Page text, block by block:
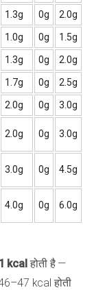
1.3g 0g 2.0g
1.0g 0g 1.5g
1.3g 0g 2.0g
1.7g 0g 2.5g
2.0g 0g 3.0g
2.0g 0g 3.0g
3.0g 0g 4.5g
4.0g 0g 6.0g
kcal होती है —
kcal होती